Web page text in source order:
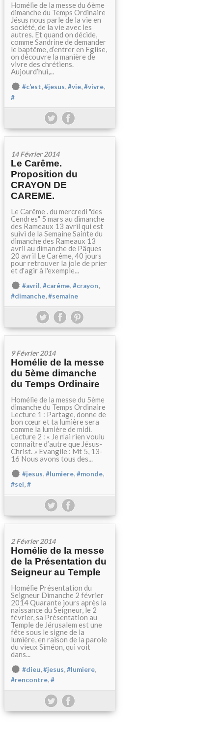
Homélie de la messe du 6ème
dimanche du Temps Ordinaire
Jésus nous parle de la vie en
société, de la vie avec les
autres. Et quand on décide,
comme Sandrine de demander
le baptême, d’entrer en Eglise,
on découvre la manière de
vivre des chrétiens.
Aujourd’hui,...
#c’est,#jesus,#vie,#vivre,
#
14 Février 2014
Le Carême.
Proposition du
CRAYON DE
CAREME.
Le Carême . du mercredi "des
Cendres" 5 mars au dimanche
des Rameaux 13 avril qui est
suivi de la Semaine Sainte du
dimanche des Rameaux 13
avril au dimanche de Pâques
20 avril Le Carême, 40 jours
pour retrouver la joie de prier
et d'agir à l'exemple...
#avril,#carême,#crayon,
#dimanche,#semaine
9 Février 2014
Homélie de la messe
du 5ème dimanche
du Temps Ordinaire
Homélie de la messe du 5ème
dimanche du Temps Ordinaire
Lecture 1 : Partage, donne de
bon cœur et ta lumière sera
comme la lumière de midi.
Lecture 2 : « Je n’ai rien voulu
connaître d’autre que Jésus-
Christ. » Evangile : Mt 5, 13-
16 Nous avons tous des...
#jesus,#lumiere,#monde,
#sel,#
2 Février 2014
Homélie de la messe
de la Présentation du
Seigneur au Temple
Homélie Présentation du
Seigneur Dimanche 2 février
2014 Quarante jours après la
naissance du Seigneur, le 2
février, sa Présentation au
Temple de Jérusalem est une
fête sous le signe de la
lumière, en raison de la parole
du vieux Siméon, qui voit
dans...
#dieu,#jesus,#lumiere,
#rencontre,#